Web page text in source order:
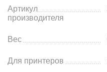
Артикул
производителя
Вес
Для принтеров